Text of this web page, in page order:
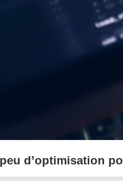
d’optimisation